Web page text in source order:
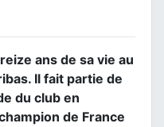
ans de sa vie au
Il fait partie de
du club en
de France